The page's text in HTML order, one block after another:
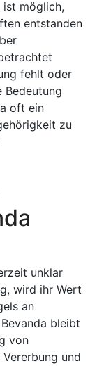
ist möglich,
entstanden
fehlt oder
Bedeutung
oft ein
zu
unklar
wird ihr Wert
an
bleibt
von
und